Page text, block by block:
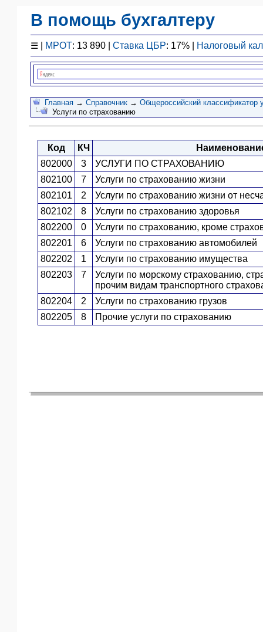
В помощь бухгалтеру
☰ МРОТ: 13 890 | Ставка ЦБР: 17% | Налоговый
Законодательство
F1 - Отчетность
План счетов
Справочник
Упрощенка
Договоры
Обзоры
Бланки
Главная → Справочник → Общероссийский классификатор
Услуги по страхованию
Код КЧ
802000
3
УСЛУГИ ПО СТРАХОВАНИЮ
802100
7
Услуги по страхованию жизни
802101
2
Услуги по страхованию жизни от
802102
8
Услуги по страхованию здоровья
802200
0
Услуги по страхованию, кроме
802201
6
Услуги по страхованию автомобилей
802202
1
Услуги по страхованию имущества
802203
7
Услуги по морскому страхованию,
прочим видам транспортного
802204
2
Услуги по страхованию грузов
802205
8 Прочие услуги по страхованию